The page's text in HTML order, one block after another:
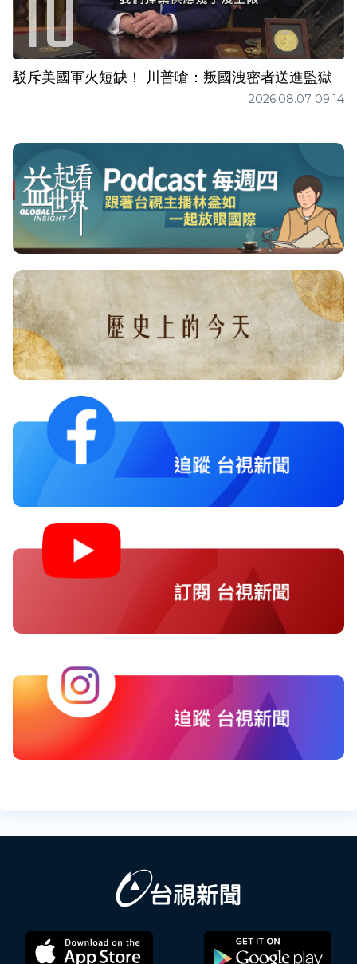
駁斥美國軍火短缺！ 川普嗆：叛國洩密者送進監獄
2026.08.07 09:14